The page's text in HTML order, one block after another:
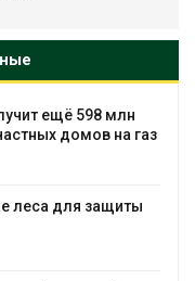
ещё 598 млн
домов на газ
леса для защиты